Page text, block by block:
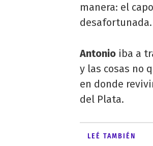
manera: el
desafortunada.
Antonio iba a
y las cosas no
en donde
del Plata.
LEÉ TAMBIÉN